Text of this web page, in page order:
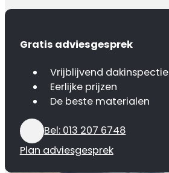
Gratis adviesgesprek
Vrijblijvend dakinspectie
Eerlijke prijzen
De beste materialen
Bel: 013 207 6748
Plan adviesgesprek